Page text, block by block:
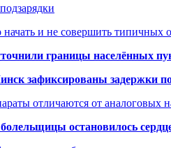
начать и не совершить типичных
границы населённых
зафиксированы задержки
отличаются от аналоговых
остановилось